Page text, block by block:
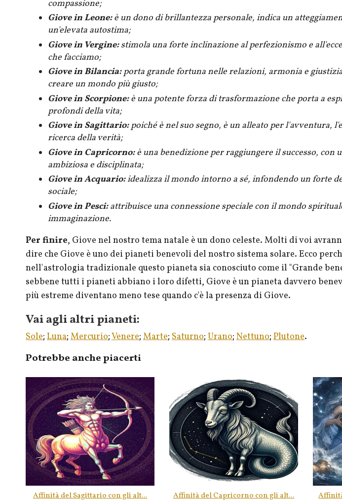
compassione;
Giove in Leone:è un dono di brillantezza personale, indica un
un'elevata autostima;
Giove in Vergine:stimola una forte inclinazione al perfezionismo e
che facciamo;
Giove in Bilancia:porta grande fortuna nelle relazioni, armonia e
creare un mondo più giusto;
Giove in Scorpione:è una potente forza di trasformazione che porta a
profondi della vita;
Giove in Sagittario:poiché è nel suo segno, è un alleato per l'avventura,
ricerca della verità;
Giove in Capricorno:è una benedizione per raggiungere il successo, con
ambiziosa e disciplinata;
Giove in Acquario:idealizza il mondo intorno a sé, infondendo un forte
sociale;
Giove in Pesci:attribuisce una connessione speciale con il mondo
immaginazione.
Per finire, Giove nel nostro tema natale è un dono celeste. Molti di voi
dire che Giove è uno dei pianeti benevoli del nostro sistema solare. Ecco
nell'astrologia tradizionale questo pianeta sia conosciuto come il "Grande
sebbene tutti i pianeti abbiano i loro difetti, Giove è un pianeta davvero
più estreme diventano meno tese quando c'è la presenza di Giove.
Vai agli altri pianeti:
Sole; Luna; Mercurio;Venere; Marte; Saturno; Urano; Nettuno; Plutone.
Potrebbe anche piacerti
Affinità del Sagittario con gli alt... Affinità del Capricorno con gli alt...